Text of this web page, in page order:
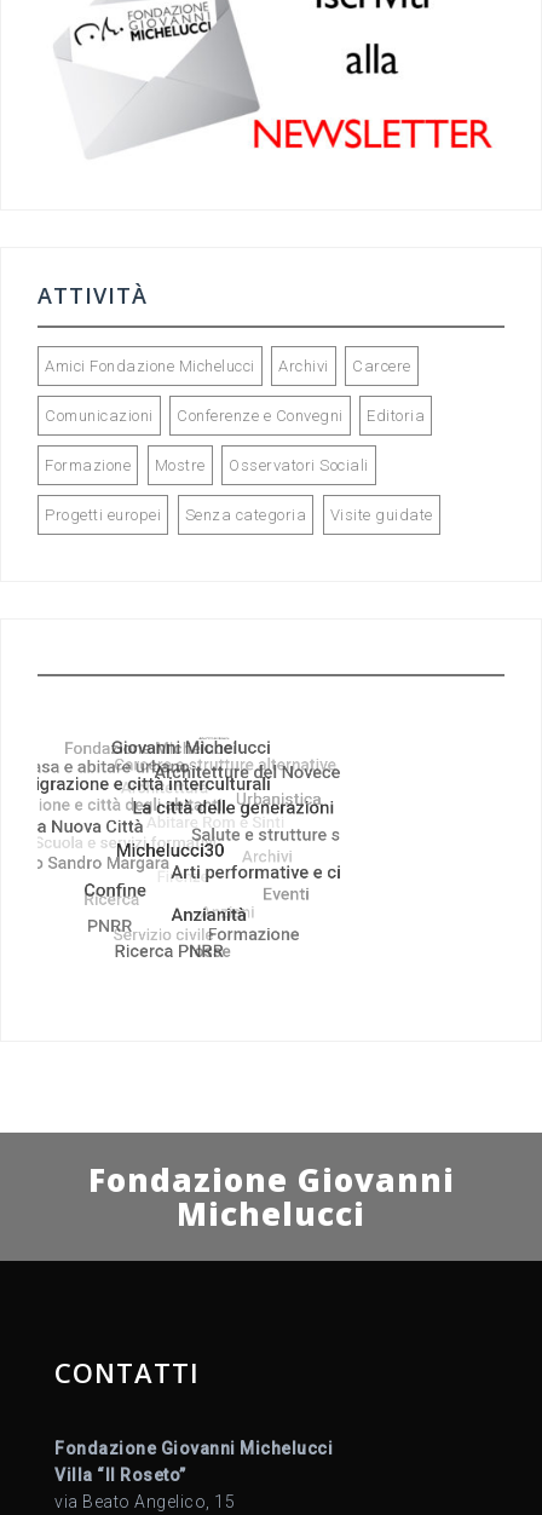
o
o
m
ATTIVITÀ
Amici Fondazione Michelucci Archivi Carcere
Comunicazioni Conferenze e Convegni Editoria
Formazione Mostre Osservatori Sociali
Progetti europei Senza categoria Visite guidate
Fondazione Giovanni
Michelucci
CONTATTI
Fondazione Giovanni Michelucci
Villa “Il Roseto”
via Beato Angelico, 15